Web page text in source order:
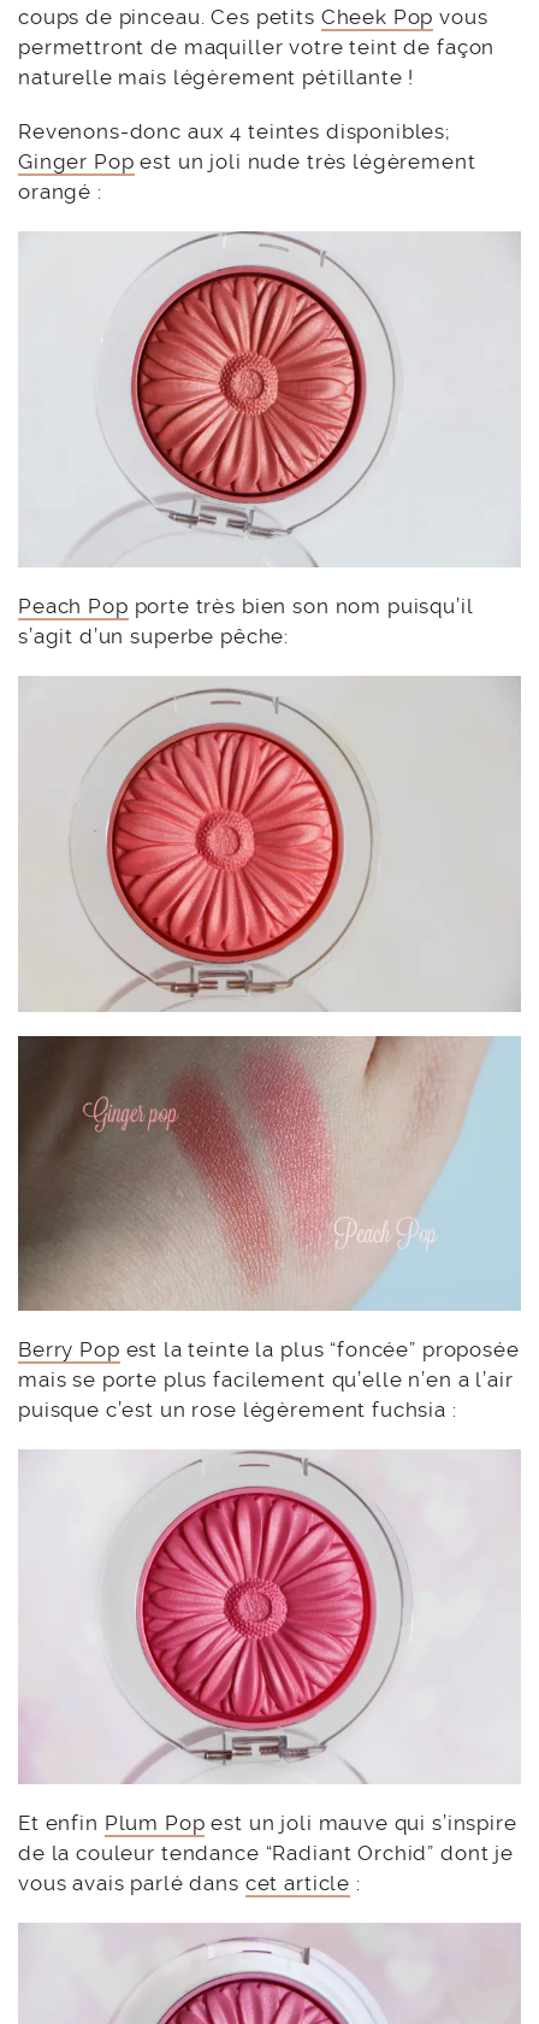
coups de pinceau. Ces petits Cheek Pop vous
permettront de maquiller votre teint de façon
naturelle mais légèrement pétillante !
Revenons-donc aux 4 teintes disponibles;
Ginger Pop est un joli nude très légèrement
orangé :
Peach Pop porte très bien son nom puisqu’il
s’agit d’un superbe pêche:
Berry Pop est la teinte la plus “foncée” proposée
mais se porte plus facilement qu’elle n’en a l’air
puisque c’est un rose légèrement fuchsia :
Et enfin Plum Pop est un joli mauve qui s’inspire
de la couleur tendance “Radiant Orchid” dont je
vous avais parlé dans cet article :